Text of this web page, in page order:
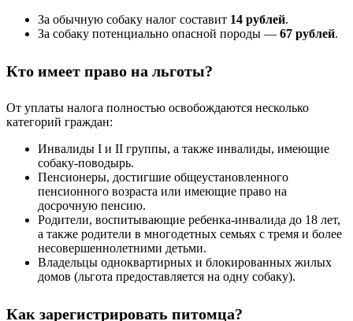
За обычную собаку налог составит 14 рублей.
За собаку потенциально опасной породы — 67 рублей.
Кто имеет право на льготы?
От уплаты налога полностью освобождаются несколько
категорий граждан:
Инвалиды I и II группы, а также инвалиды, имеющие
собаку-поводырь.
Пенсионеры, достигшие общеустановленного
пенсионного возраста или имеющие право на
досрочную пенсию.
Родители, воспитывающие ребенка-инвалида до 18 лет,
а также родители в многодетных семьях с тремя и более
несовершеннолетними детьми.
Владельцы одноквартирных и блокированных жилых
домов (льгота предоставляется на одну собаку).
Как зарегистрировать питомца?